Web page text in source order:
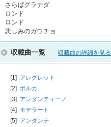
さらばグラナダ
ロンド
ロンド
悲しみのガウチョ
収載曲一覧 収載曲の詳細を見る
[1] アレグレット
[2] ポルカ
[3] アンダンティーノ
[4] モデラート
[5] アンダンテ